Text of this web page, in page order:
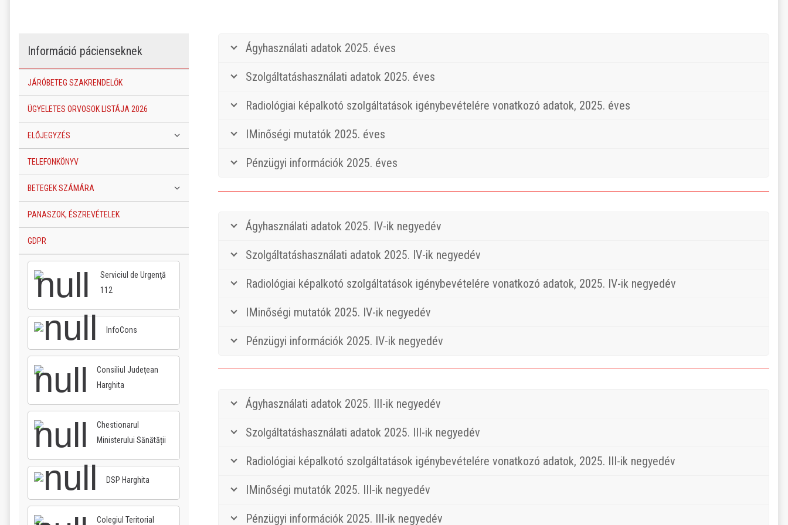
Ágyhasználati adatok 2025. éves
Szolgáltatáshasználati adatok 2025. éves
Radiológiai képalkotó szolgáltatások igénybevételére vonatkozó adatok, 2025. éves
IMinőségi mutatók 2025. éves
Pénzügyi információk 2025. éves
Ágyhasználati adatok 2025. IV-ik negyedév
Szolgáltatáshasználati adatok 2025. IV-ik negyedév
Radiológiai képalkotó szolgáltatások igénybevételére vonatkozó adatok, 2025. IV-ik negyedév
IMinőségi mutatók 2025. IV-ik negyedév
Pénzügyi információk 2025. IV-ik negyedév
Ágyhasználati adatok 2025. III-ik negyedév
Szolgáltatáshasználati adatok 2025. III-ik negyedév
Radiológiai képalkotó szolgáltatások igénybevételére vonatkozó adatok, 2025. III-ik negyedév
IMinőségi mutatók 2025. III-ik negyedév
Pénzügyi információk 2025. III-ik negyedév
Információ pácienseknek
JÁRÓBETEG SZAKRENDELŐK
ÜGYELETES ORVOSOK LISTÁJA 2026
ELŐJEGYZÉS
TELEFONKÖNYV
BETEGEK SZÁMÁRA
PANASZOK, ÉSZREVÉTELEK
GDPR
Serviciul de Urgenţă
112
InfoCons
Consiliul Judeţean
Harghita
Chestionarul
Ministerului Sănătății
DSP Harghita
Colegiul Teritorial